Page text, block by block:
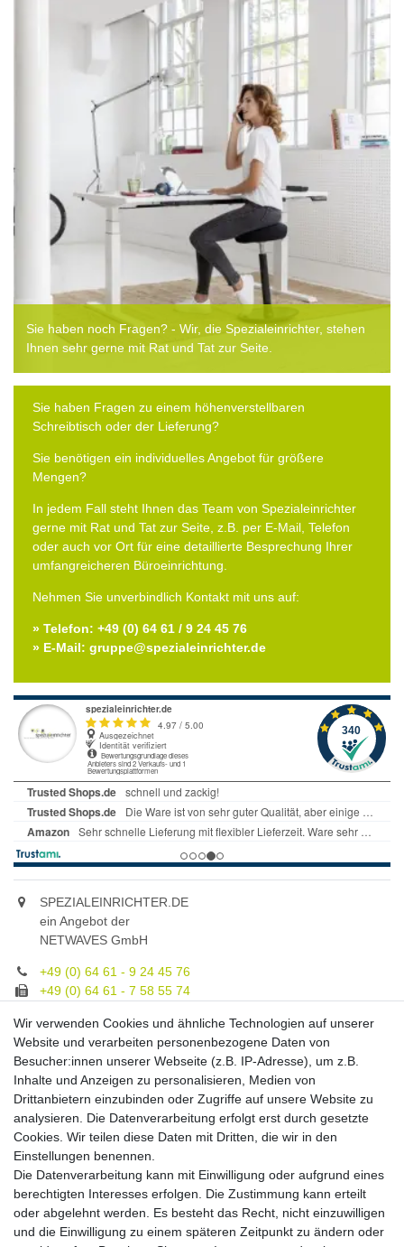
Sie haben noch Fragen? - Wir, die Spezialeinrichter, stehen
Ihnen sehr gerne mit Rat und Tat zur Seite.
Sie haben Fragen zu einem höhenverstellbaren
Schreibtisch oder der Lieferung?
Sie benötigen ein individuelles Angebot für größere
Mengen?
In jedem Fall steht Ihnen das Team von Spezialeinrichter
gerne mit Rat und Tat zur Seite, z.B. per E-Mail, Telefon
oder auch vor Ort für eine detaillierte Besprechung Ihrer
umfangreicheren Büroeinrichtung.
Nehmen Sie unverbindlich Kontakt mit uns auf:
» Telefon: +49 (0) 64 61 / 9 24 45 76
» E-Mail: gruppe@spezialeinrichter.de
SPEZIALEINRICHTER.DE
ein Angebot der
NETWAVES GmbH
+49 (0) 64 61 - 9 24 45 76
+49 (0) 64 61 - 7 58 55 74
Unsere Fachberatung:
Montag - Freitag, 9.00 - 21.00
Zahlungsmöglichkeiten
Versandkosten
Versandarten
Auslandsversand, Hochgebirgs- oder
Wir verwenden Cookies und ähnliche Technologien auf unserer
Website und verarbeiten personenbezogene Daten von
Besucher:innen unserer Webseite (z.B. IP-Adresse), um z.B.
Inhalte und Anzeigen zu personalisieren, Medien von
Drittanbietern einzubinden oder Zugriffe auf unsere Website zu
analysieren. Die Datenverarbeitung erfolgt erst durch gesetzte
Cookies. Wir teilen diese Daten mit Dritten, die wir in den
Einstellungen benennen.
Die Datenverarbeitung kann mit Einwilligung oder aufgrund eines
berechtigten Interesses erfolgen. Die Zustimmung kann erteilt
oder abgelehnt werden. Es besteht das Recht, nicht einzuwilligen
und die Einwilligung zu einem späteren Zeitpunkt zu ändern oder